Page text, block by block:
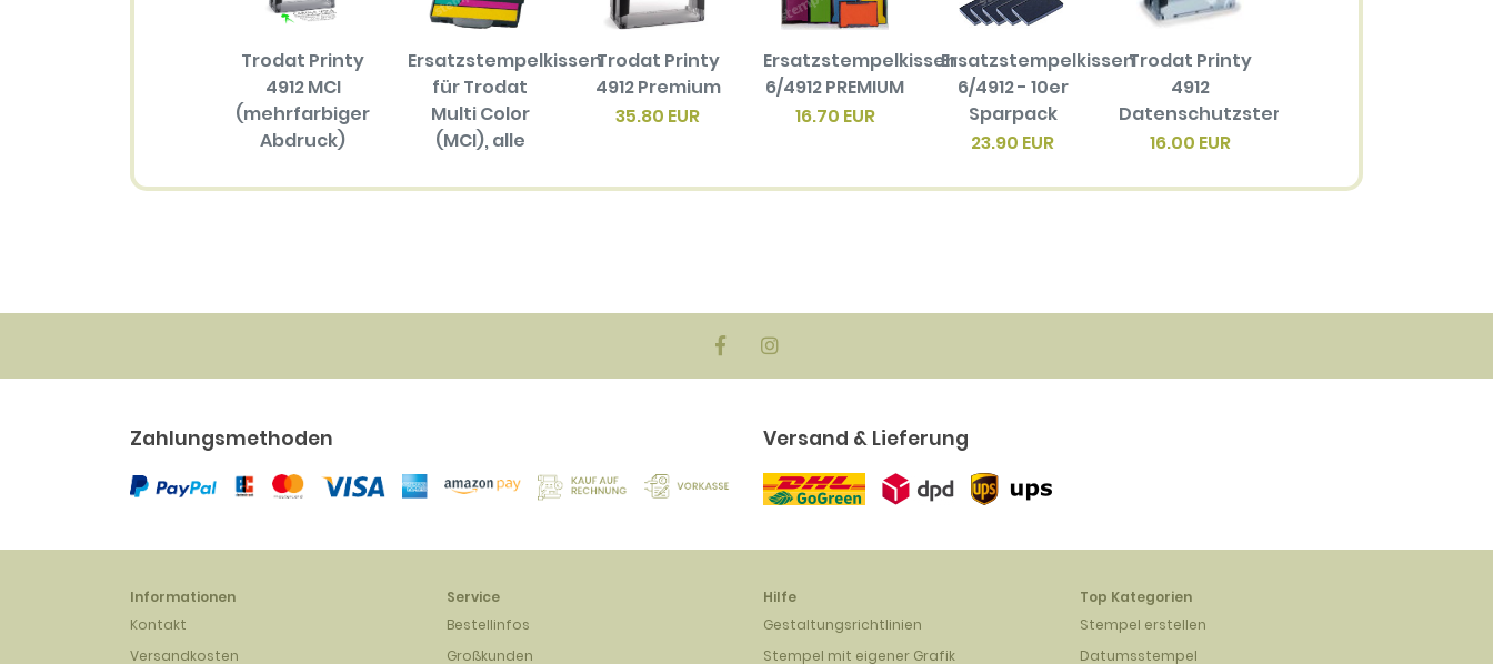
Trodat Printy
4912 MCI
(mehrfarbiger
Abdruck)
Ersatzstempelkissen
für Trodat
Multi Color
(MCI), alle
(mehrfarbiger
Trodat Printy
4912 Premium
35.80 EUR
Ersatzstempelkissen
6/4912 PREMIUM
16.70 EUR
Ersatzstempelkissen
6/4912 - 10er
Sparpack
23.90 EUR
Trodat Printy
4912
Datenschutzstempel
16.00 EUR
Zahlungsmethoden Versand & Lieferung
Informationen
Kontakt
Versandkosten
Service
Bestellinfos
Großkunden
Hilfe
Gestaltungsrichtlinien
Stempel mit eigener Grafik
Top Kategorien
Stempel erstellen
Datumsstempel